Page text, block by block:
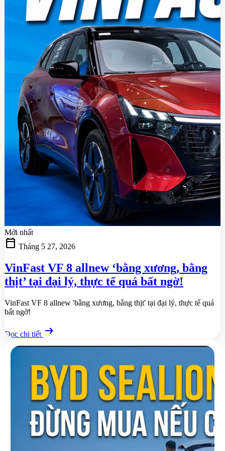
Mới nhất
calendar_today Tháng 5 27, 2026
VinFast VF 8 allnew ‘bằng xương, bằng
thịt’ tại đại lý, thực tế quá bất ngờ!
VinFast VF 8 allnew 'bằng xương, bằng thịt' tại đại lý, thực tế quá
bất ngờ!
Đọc chi tiết arrow_right_alt